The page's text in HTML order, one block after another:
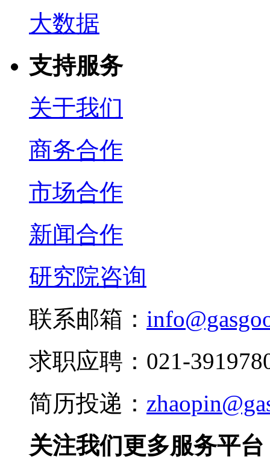
大数据
支持服务
关于我们
商务合作
市场合作
新闻合作
研究院咨询
联系邮箱：
求职应聘：021-
简历投递：
关注我们更多服务平台